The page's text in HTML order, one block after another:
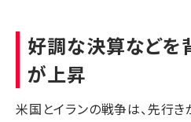
好調な決算などを
が上昇
米国とイランの戦争は、先行